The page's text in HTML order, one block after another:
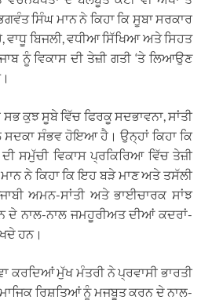
ਸਿੰਘ ਮਾਨ ਨੇ ਕਿਹਾ ਕਿ ਸੂਬਾ ਸਰਕਾਰ
ਵਾਧੂ ਬਿਜਲੀ, ਵਧੀਆ ਸਿੱਖਿਆ ਅਤੇ ਸਿਹਤ
ਨੂੰ ਵਿਕਾਸ ਦੀ ਤੇਜ਼ੀ ਗਤੀ ‘ਤੇ ਲਿਆਉਣ
ਕੁਝ ਸੂਬੇ ਵਿੱਚ ਫਿਰਕੂ ਸਦਭਾਵਨਾ, ਸਾਂਤੀ
ਸਦਕਾ ਸੰਭਵ ਹੋਇਆ ਹੈ। ਉਨ੍ਹਾਂ ਕਿਹਾ ਕਿ
ਸਮੁੱਚੀ ਵਿਕਾਸ ਪ੍ਰਕਿਰਿਆ ਵਿੱਚ ਤੇਜ਼ੀ
ਨੇ ਕਿਹਾ ਕਿ ਇਹ ਬੜੇ ਮਾਣ ਅਤੇ ਤਸੱਲੀ
ਅਮਨ-ਸਾਂਤੀ ਅਤੇ ਭਾਈਚਾਰਕ ਸਾਂਝ
ਦੇ ਨਾਲ-ਨਾਲ ਜਮਹੂਰੀਅਤ ਦੀਆਂ ਕਦਰਾਂ-
ਹਨ।
ਕਰਦਿਆਂ ਮੁੱਖ ਮੰਤਰੀ ਨੇ ਪ੍ਰਵਾਸੀ ਭਾਰਤੀ
ਰਿਸ਼ਤਿਆਂ ਨੂੰ ਮਜਬੂਤ ਕਰਨ ਦੇ ਨਾਲ-